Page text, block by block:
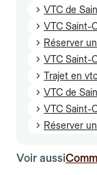
VTC de
VTC Saint-
Réserver
VTC Saint-
Trajet en
VTC de
VTC Saint-
Réserver
Voir aussi